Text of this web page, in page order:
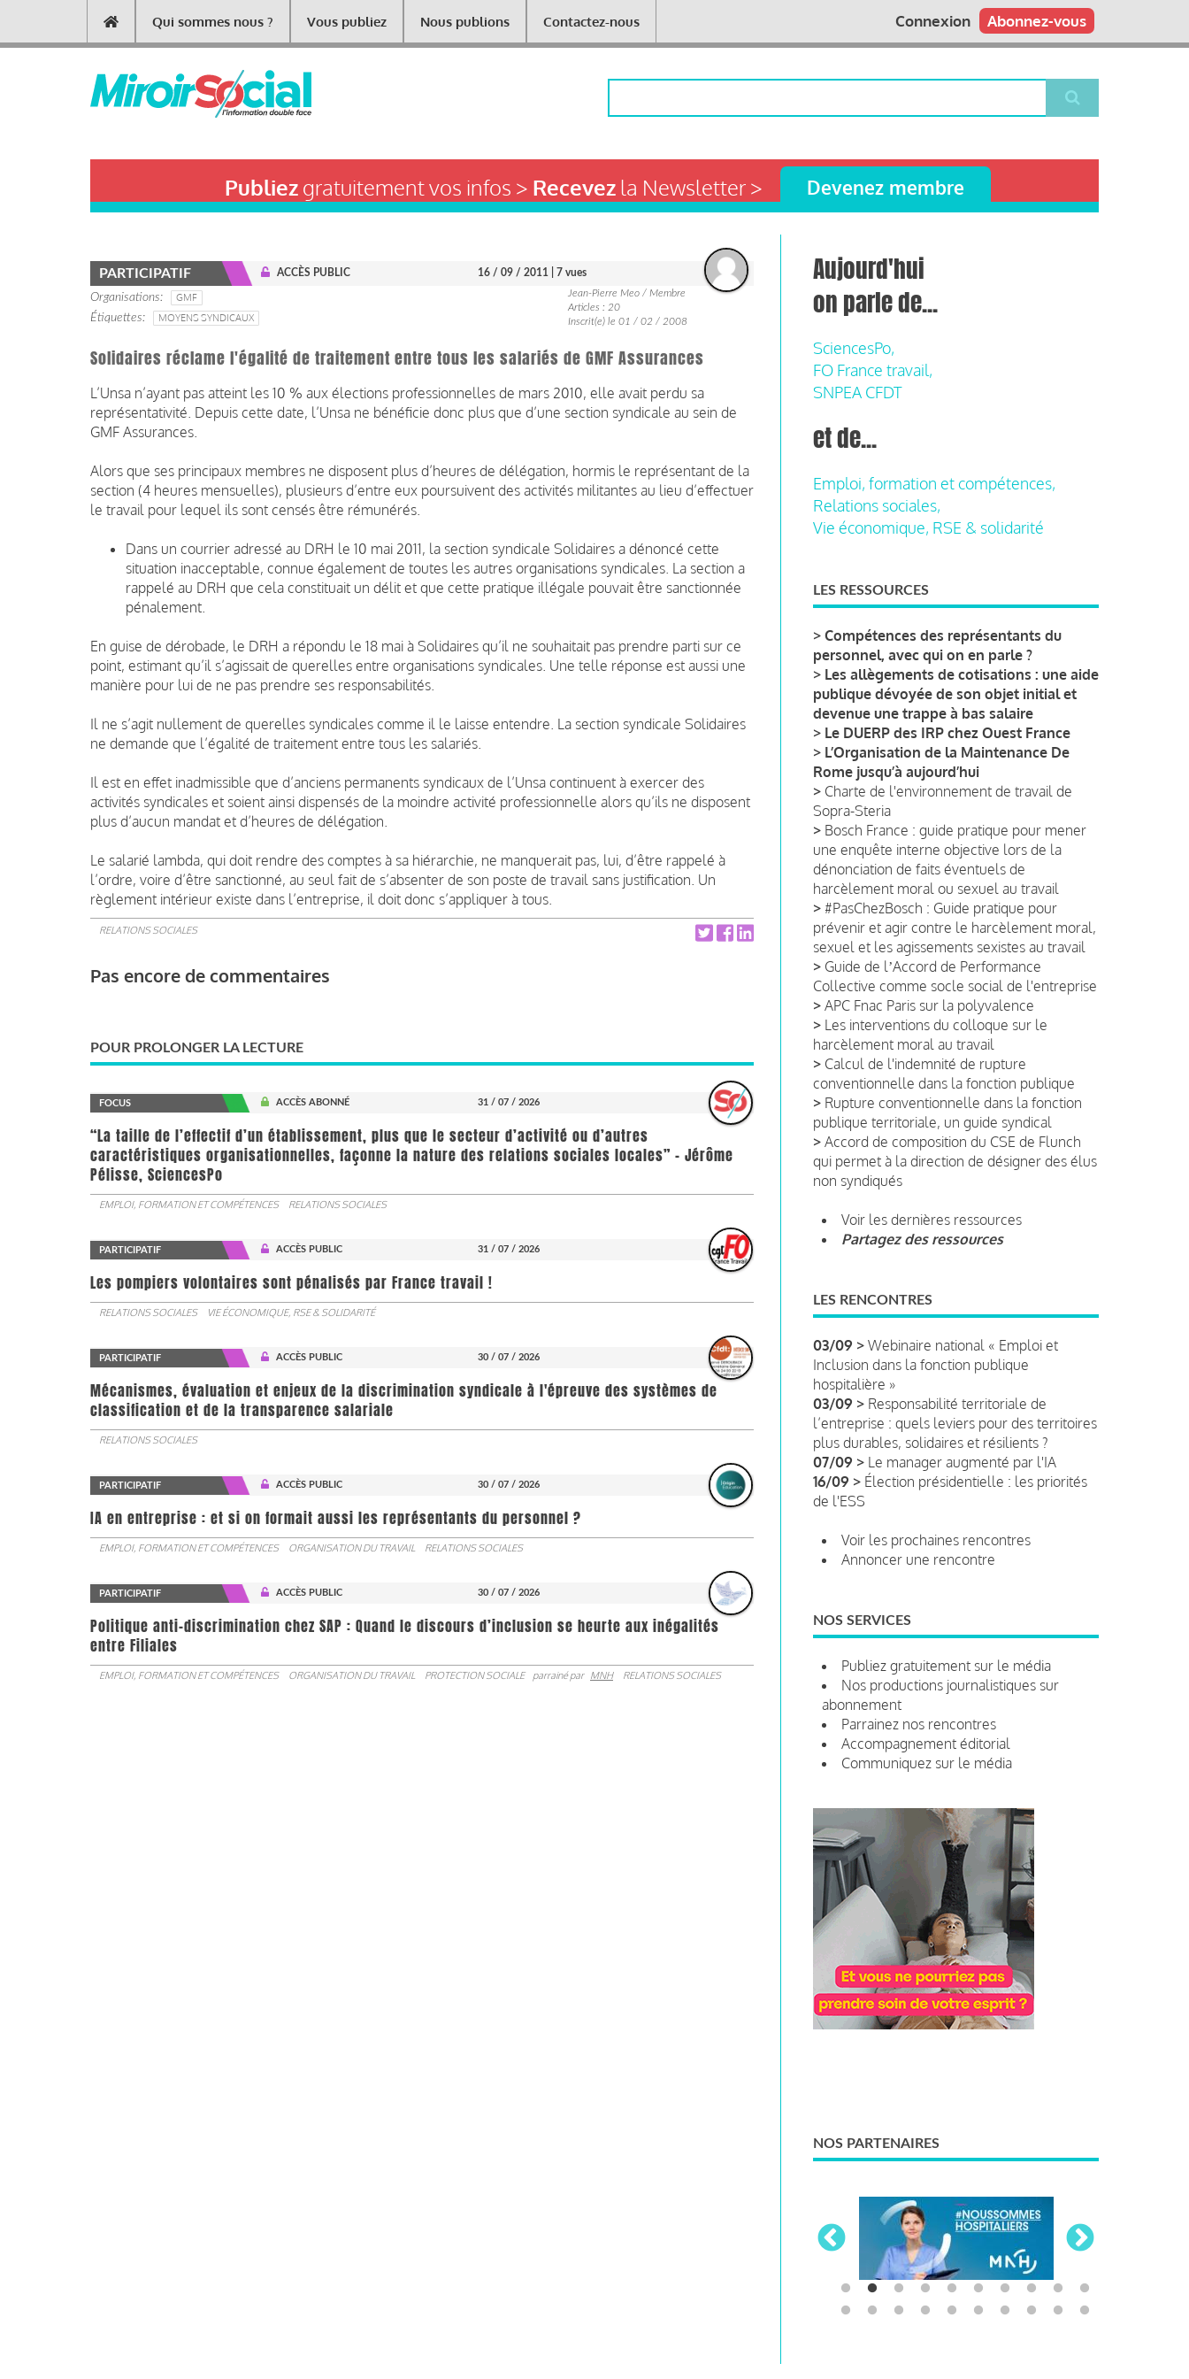
contenu
Main
navigation
Qui sommes nous ? Vous publiez Nous publions Contactez-nous Abonnez-vous
Connexion
Publiezgratuitement vos infos > Recevezla Newsletter > Devenez membre
PARTICIPATIF ACCÈS PUBLIC 16 / 09 / 2011 | 7 vues
Organisations
GMF
Étiquettes
MOYENS SYNDICAUX
Jean-Pierre Meo / Membre
Articles : 20
Inscrit(e) le 01 / 02 / 2008
Solidaires réclame l'égalité de traitement entre tous les salariés de GMF Assurances
L’Unsa n’ayant pas atteint les 10 % aux élections professionnelles de mars 2010, elle avait perdu sa
représentativité. Depuis cette date, l’Unsa ne bénéficie donc plus que d’une section syndicale au sein de
GMF Assurances.
Alors que ses principaux membres ne disposent plus d’heures de délégation, hormis le représentant de la
section (4 heures mensuelles), plusieurs d’entre eux poursuivent des activités militantes au lieu d’effectuer
le travail pour lequel ils sont censés être rémunérés.
Dans un courrier adressé au DRH le 10 mai 2011, la section syndicale Solidaires a dénoncé cette
situation inacceptable, connue également de toutes les autres organisations syndicales. La section a
rappelé au DRH que cela constituait un délit et que cette pratique illégale pouvait être sanctionnée
pénalement.
En guise de dérobade, le DRH a répondu le 18 mai à Solidaires qu’il ne souhaitait pas prendre parti sur ce
point, estimant qu’il s’agissait de querelles entre organisations syndicales. Une telle réponse est aussi une
manière pour lui de ne pas prendre ses responsabilités.
Il ne s’agit nullement de querelles syndicales comme il le laisse entendre. La section syndicale Solidaires
ne demande que l’égalité de traitement entre tous les salariés.
Il est en effet inadmissible que d’anciens permanents syndicaux de l’Unsa continuent à exercer des
activités syndicales et soient ainsi dispensés de la moindre activité professionnelle alors qu’ils ne disposent
plus d’aucun mandat et d’heures de délégation.
Le salarié lambda, qui doit rendre des comptes à sa hiérarchie, ne manquerait pas, lui, d’être rappelé à
l’ordre, voire d’être sanctionné, au seul fait de s’absenter de son poste de travail sans justification. Un
règlement intérieur existe dans l’entreprise, il doit donc s’appliquer à tous.
RELATIONS SOCIALES
Pas encore de commentaires
POUR PROLONGER LA LECTURE
FOCUS ACCÈS ABONNÉ 31 / 07 / 2026
“La taille de l’effectif d’un établissement, plus que le secteur d’activité ou d’autres
caractéristiques organisationnelles, façonne la nature des relations sociales locales” - Jérôme
Pélisse, SciencesPo
EMPLOI, FORMATION ET COMPÉTENCES RELATIONS SOCIALES
PARTICIPATIF ACCÈS PUBLIC 31 / 07 / 2026
Les pompiers volontaires sont pénalisés par France travail !
RELATIONS SOCIALES VIE ÉCONOMIQUE, RSE & SOLIDARITÉ
PARTICIPATIF ACCÈS PUBLIC 30 / 07 / 2026
Mécanismes, évaluation et enjeux de la discrimination syndicale à l'épreuve des systèmes de
classification et de la transparence salariale
RELATIONS SOCIALES
PARTICIPATIF ACCÈS PUBLIC 30 / 07 / 2026
IA en entreprise : et si on formait aussi les représentants du personnel ?
EMPLOI, FORMATION ET COMPÉTENCES ORGANISATION DU TRAVAIL RELATIONS SOCIALES
PARTICIPATIF ACCÈS PUBLIC 30 / 07 / 2026
Politique anti-discrimination chez SAP : Quand le discours d’inclusion se heurte aux inégalités
entre Filiales
EMPLOI, FORMATION ET COMPÉTENCES ORGANISATION DU TRAVAIL PROTECTION SOCIALE parrainé par MNH RELATIONS SOCIALES
Aujourd'hui
on parle de...
SciencesPo,
FO France travail,
SNPEA CFDT
et de...
Emploi, formation et compétences,
Relations sociales,
Vie économique, RSE & solidarité
LES RESSOURCES
> Compétences des représentants du
personnel, avec qui on en parle ?
> Les allègements de cotisations : une aide
publique dévoyée de son objet initial et
devenue une trappe à bas salaire
> Le DUERP des IRP chez Ouest France
> L’Organisation de la Maintenance De
Rome jusqu’à aujourd’hui
> Charte de l'environnement de travail de
Sopra-Steria
> Bosch France : guide pratique pour mener
une enquête interne objective lors de la
dénonciation de faits éventuels de
harcèlement moral ou sexuel au travail
> #PasChezBosch : Guide pratique pour
prévenir et agir contre le harcèlement moral,
sexuel et les agissements sexistes au travail
> Guide de lʼAccord de Performance
Collective comme socle social de l'entreprise
> APC Fnac Paris sur la polyvalence
> Les interventions du colloque sur le
harcèlement moral au travail
> Calcul de l'indemnité de rupture
conventionnelle dans la fonction publique
> Rupture conventionnelle dans la fonction
publique territoriale, un guide syndical
> Accord de composition du CSE de Flunch
qui permet à la direction de désigner des élus
non syndiqués
Voir les dernières ressources
Partagez des ressources
LES RENCONTRES
03/09 > Webinaire national « Emploi et
Inclusion dans la fonction publique
hospitalière »
03/09 > Responsabilité territoriale de
l’entreprise : quels leviers pour des territoires
plus durables, solidaires et résilients ?
07/09 > Le manager augmenté par l'IA
16/09 > Élection présidentielle : les priorités
de l'ESS
Voir les prochaines rencontres
Annoncer une rencontre
NOS SERVICES
Publiez gratuitement sur le média
Nos productions journalistiques sur
abonnement
Parrainez nos rencontres
Accompagnement éditorial
Communiquez sur le média
NOS PARTENAIRES